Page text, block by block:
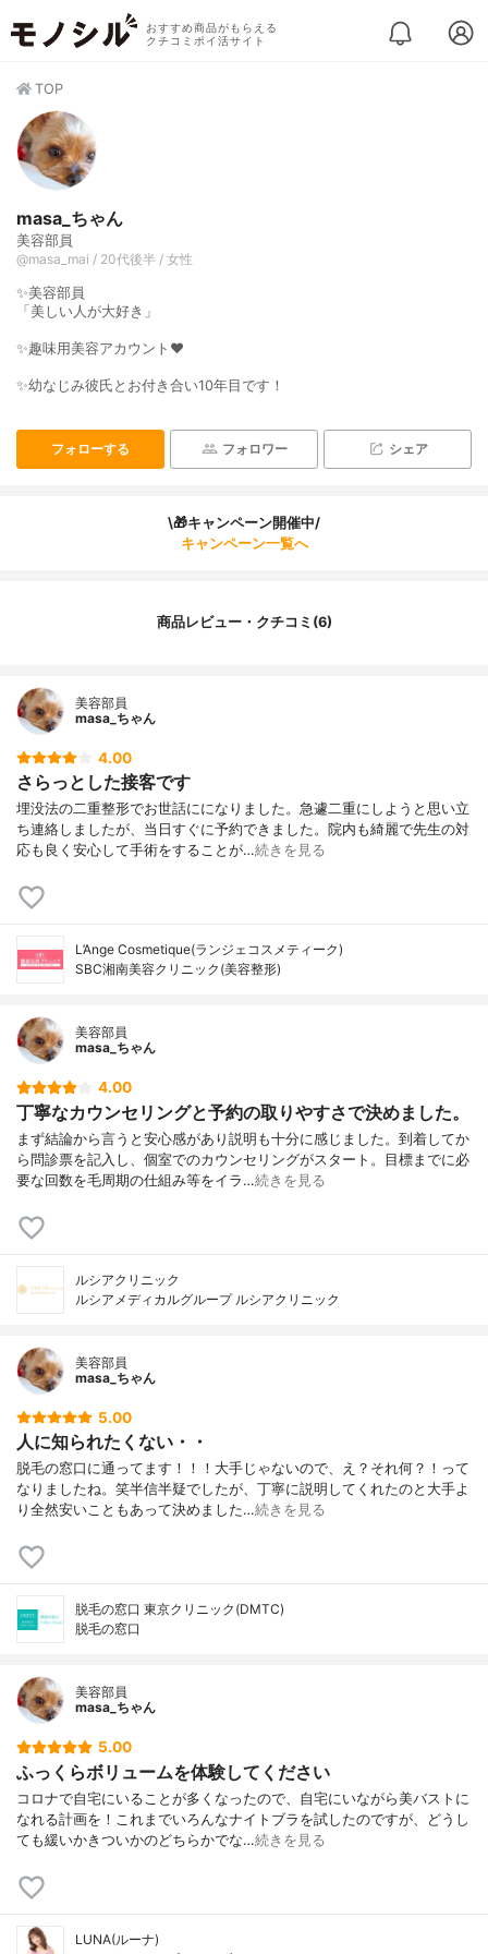
おすすめ商品がもらえる
クチコミポイ活サイト
TOP
masa_ちゃん
美容部員
@masa_mai / 20代後半 / 女性
✨美容部員
「美しい人が大好き」
✨趣味用美容アカウント❤️
✨幼なじみ彼氏とお付き合い10年目です！
フォローする フォロワー シェア
\🎁キャンペーン開催中/
キャンペーン一覧へ
商品レビュー・クチコミ(6)
美容部員
masa_ちゃん
4.00
さらっとした接客です
埋没法の二重整形でお世話にになりました。急遽二重にしようと思い立
ち連絡しましたが、当日すぐに予約できました。院内も綺麗で先生の対
応も良く安心して手術をすることが…続きを見る
L’Ange Cosmetique(ランジェコスメティーク)
SBC湘南美容クリニック(美容整形)
美容部員
masa_ちゃん
4.00
丁寧なカウンセリングと予約の取りやすさで決めました。
まず結論から言うと安心感があり説明も十分に感じました。到着してか
ら問診票を記入し、個室でのカウンセリングがスタート。目標までに必
要な回数を毛周期の仕組み等をイラ…続きを見る
ルシアクリニック
ルシアメディカルグループ ルシアクリニック
美容部員
masa_ちゃん
5.00
人に知られたくない・・
脱毛の窓口に通ってます！！！大手じゃないので、え？それ何？！って
なりましたね。笑半信半疑でしたが、丁寧に説明してくれたのと大手よ
り全然安いこともあって決めました…続きを見る
脱毛の窓口 東京クリニック(DMTC)
脱毛の窓口
美容部員
masa_ちゃん
5.00
ふっくらボリュームを体験してください
コロナで自宅にいることが多くなったので、自宅にいながら美バストに
なれる計画を！これまでいろんなナイトブラを試したのですが、どうし
ても緩いかきついかのどちらかでな…続きを見る
LUNA(ルーナ)